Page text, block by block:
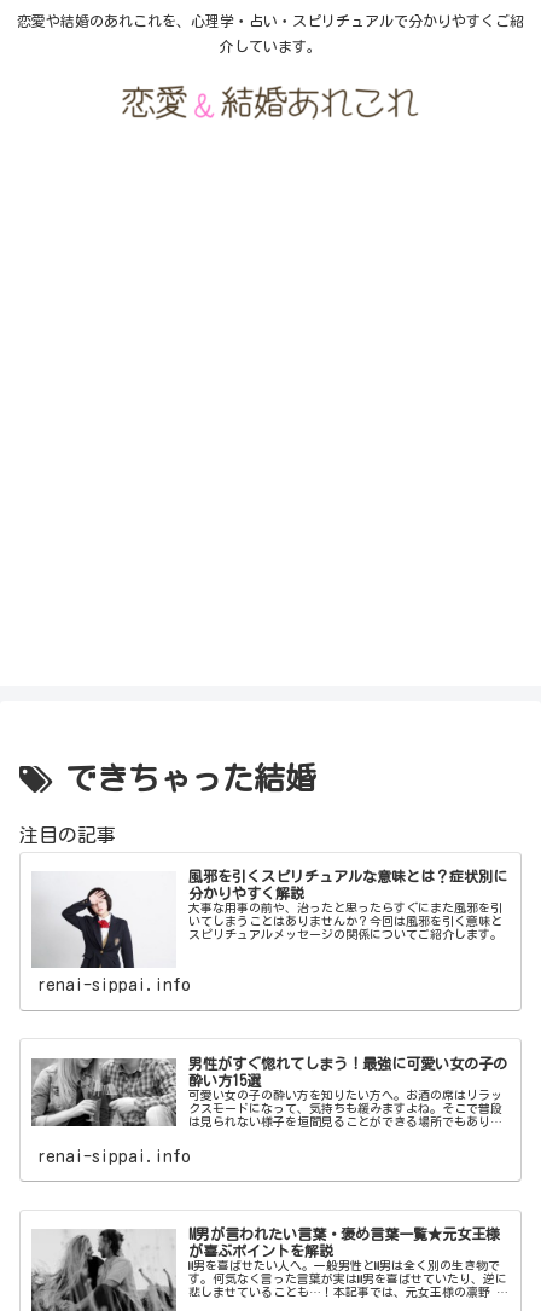
恋愛や結婚のあれこれを、心理学・占い・スピリチュアルで分かりやすくご紹
介しています。
できちゃった結婚
注目の記事
風邪を引くスピリチュアルな意味とは？症状別に
分かりやすく解説
大事な用事の前や、治ったと思ったらすぐにまた風邪を引
いてしまうことはありませんか？今回は風邪を引く意味と
スピリチュアルメッセージの関係についてご紹介します。
renai-sippai.info
男性がすぐ惚れてしまう！最強に可愛い女の子の
酔い方15選
可愛い女の子の酔い方を知りたい方へ。お酒の席はリラッ
クスモードになって、気持ちも緩みますよね。そこで普段
は見られない様子を垣間見ることができる場所でもありま
renai-sippai.info
M男が言われたい言葉・褒め言葉一覧★元女王様
が喜ぶポイントを解説
M男を喜ばせたい人へ。一般男性とM男は全く別の生き物で
す。何気なく言った言葉が実はM男を喜ばせていたり、逆に
悲しませていることも…！本記事では、元女王様の凛野 祈